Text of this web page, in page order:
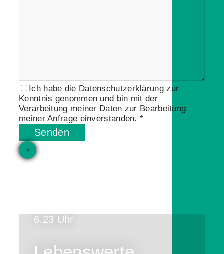
Ich habe die Datenschutzerklärungzur
Kenntnis genommen und bin mit der
Verarbeitung meiner Daten zur Bearbeitung
meiner Anfrage einverstanden. *
Senden
×
6.23 Uhr